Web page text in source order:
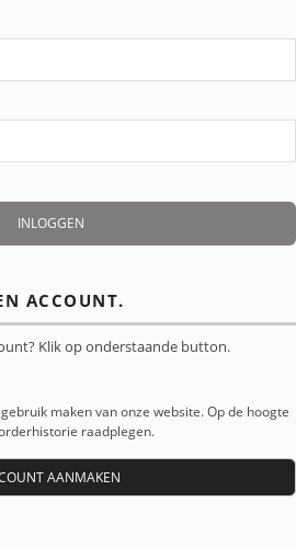
ACCOUNT.
Klik op onderstaande button.
maken van onze website. Op de hoogte
raadplegen.
AANMAKEN